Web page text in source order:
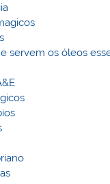
servem os óleos